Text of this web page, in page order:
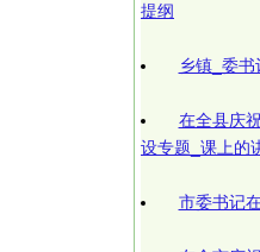
提纲
乡镇_委书
在全县庆
设专题_课上的
市委书记